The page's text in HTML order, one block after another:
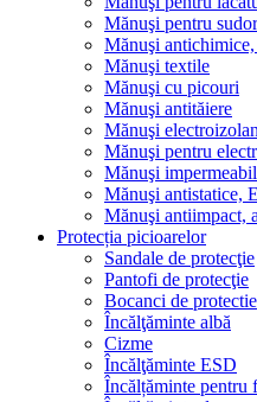
Mănuşi pentru
Mănuşi
Mănuşi textile
Mănuşi cu picouri
Mănuşi antităiere
Mănuşi
Mănuşi pentru
Mănuşi
Mănuşi antistatice,
Mănuşi antiimpact,
Protecția picioarelor
Sandale de protecţie
Pantofi de protecţie
Bocanci de protectie
Încălţăminte albă
Cizme
Încălţăminte ESD
Încălțăminte pentru